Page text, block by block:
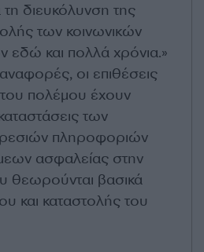
τη διευκόλυνση της
των κοινωνικών
και πολλά χρόνια.»
οι επιθέσεις
του πολέμου έχουν
των
πληροφοριών
ασφαλείας στην
θεωρούνται βασικά
και καταστολής του